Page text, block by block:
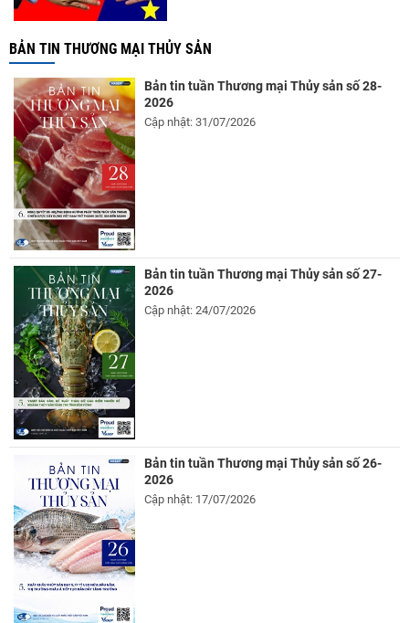
BẢN TIN THƯƠNG MẠI THỦY SẢN
Bản tin tuần Thương mại Thủy sản số 28-
2026
Cập nhật: 31/07/2026
Bản tin tuần Thương mại Thủy sản số 27-
2026
Cập nhật: 24/07/2026
Bản tin tuần Thương mại Thủy sản số 26-
2026
Cập nhật: 17/07/2026